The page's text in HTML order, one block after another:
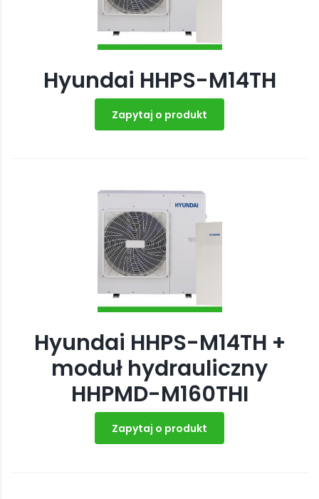
Hyundai HHPS-M14TH
Zapytaj o produkt
Hyundai HHPS-M14TH +
moduł hydrauliczny
HHPMD-M160THI
Zapytaj o produkt